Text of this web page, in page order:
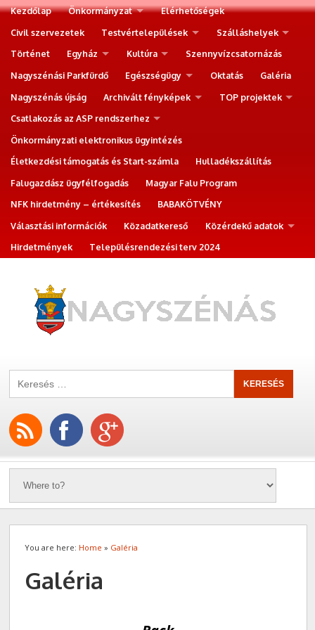
Kezdőlap Önkormányzat
Elérhetőségek
Civil szervezetek
Testvértelepülések
Szálláshelyek
Történet
Egyház Kultúra
Szennyvízcsatornázás
Nagyszénási Parkfürdő
Egészségügy Oktatás
Galéria
Nagyszénás újság
Archivált fényképek
TOP projektek
Csatlakozás az ASP rendszerhez
Önkormányzati elektronikus ügyintézés
Életkezdési támogatás és Start-számla
Hulladékszállítás
Falugazdász ügyfélfogadás
Magyar Falu Program
NFK hirdetmény – értékesítés
BABAKÖTVÉNY
Választási információk
Közadatkereső
Közérdekű adatok
Hirdetmények
Településrendezési terv 2024
You are here: Home » Galéria
Galéria